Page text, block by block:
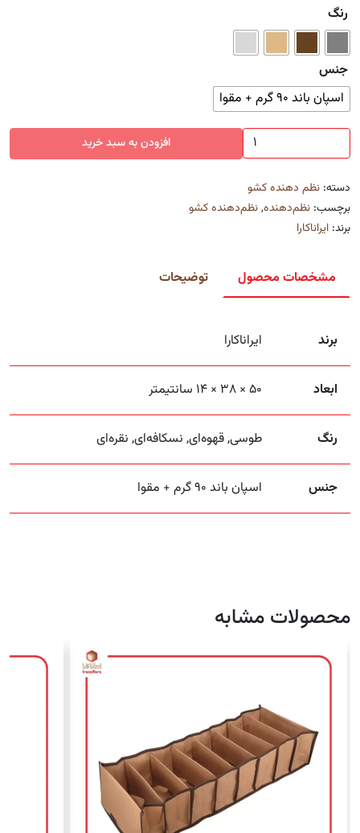
رنگ
جنس
اسپان باند ۹۰ گرم + مقوا
دهنده
کشو
۱۰
خانه
افزودن به سبد خرید
دسته: نظم دهنده کشو
برچسب: نظم‌دهنده,نظم‌دهنده کشو
برند: ایراناکارا
مشخصات محصول توضیحات
برند ایراناکارا
ابعاد 50 × 38 × 14 سانتیمتر
رنگ طوسی, قهوه‌ای, نسکافه‌ای, نقره‌ای
جنس اسپان باند ۹۰ گرم + مقوا
محصولات مشابه